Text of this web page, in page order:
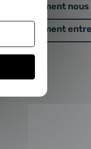
Comment
Comment